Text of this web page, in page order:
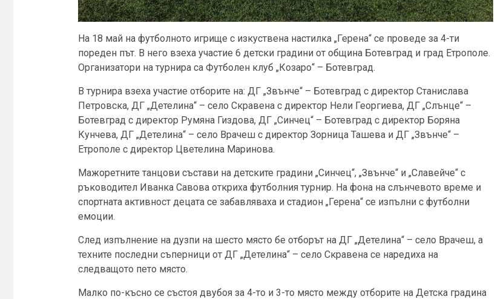
На 18 май на футболното игрище с изкуствена настилка „Герена“ се проведе за 4-ти
пореден път. В него взеха участие 6 детски градини от община Ботевград и град Етрополе.
Организатори на турнира са Футболен клуб „Козаро“ – Ботевград.
В турнира взеха участие отборите на: ДГ „Звънче“ – Ботевград с директор Станислава
Петровска, ДГ „Детелина“ – село Скравена с директор Нели Георгиева, ДГ „Слънце“ –
Ботевград с директор Румяна Гиздова, ДГ „Синчец“ – Ботевград с директор Боряна
Кунчева, ДГ „Детелина“ – село Врачеш с директор Зорница Ташева и ДГ „Звънче“ –
Етрополе с директор Цветелина Маринова.
Мажоретните танцови състави на детските градини „Синчец“, „Звънче“ и „Славейче“ с
ръководител Иванка Савова откриха футболния турнир. На фона на слънчевото време и
спортната активност децата се забавляваха и стадион „Герена“ се изпълни с футболни
емоции.
След изпълнение на дузпи на шесто място бе отборът на ДГ „Детелина“ – село Врачеш, а
техните последни съперници от ДГ „Детелина“ – село Скравена се наредиха на
следващото пето място.
Малко по-късно се състоя двубоя за 4-то и 3-то място между отборите на Детска градина